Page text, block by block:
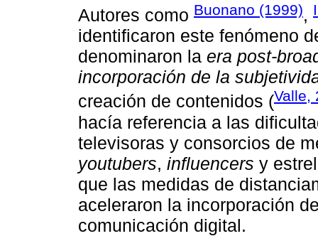
Autores como Buonano (1999),
identificaron este fenómeno
denominaron la era post-
incorporación de la
creación de contenidos (Valle,
hacía referencia a las
televisoras y consorcios de
youtubers, influencers y
que las medidas de
aceleraron la incorporación
comunicación digital.